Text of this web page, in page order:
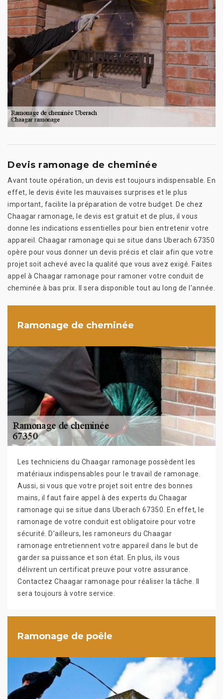
Devis ramonage de cheminée
Avant toute opération, un devis est toujours indispensable. En
effet, le devis évite les mauvaises surprises et le plus
important, facilite la préparation de votre budget. De chez
Chaagar ramonage, le devis est gratuit et de plus, il vous
donne les indications essentielles pour bien entretenir votre
appareil. Chaagar ramonage qui se situe dans Uberach 67350
opère pour vous donner un devis précis et clair afin que votre
projet soit achevé avec la qualité que vous avez exigé. Faites
appel à Chaagar ramonage pour ramoner votre conduit de
cheminée à bas prix. Il sera disponible tout au long de l’année.
Ramonage de cheminée
Les techniciens du Chaagar ramonage possèdent les
matériaux indispensables pour le travail de ramonage.
Aussi, si vous que votre projet soit entre des bonnes
mains, il faut faire appel à des experts du Chaagar
ramonage qui se situe dans Uberach 67350. En effet, le
ramonage de votre conduit est obligatoire pour votre
sécurité. D’ailleurs, les ramoneurs du Chaagar
ramonage entretiennent votre appareil dans le but de
garder sa puissance et son état. En plus, ils vous
délivrent un certificat preuve pour votre assurance.
Contactez Chaagar ramonage pour réaliser la tâche. Il
sera toujours à votre service.
Ramonage de poêle